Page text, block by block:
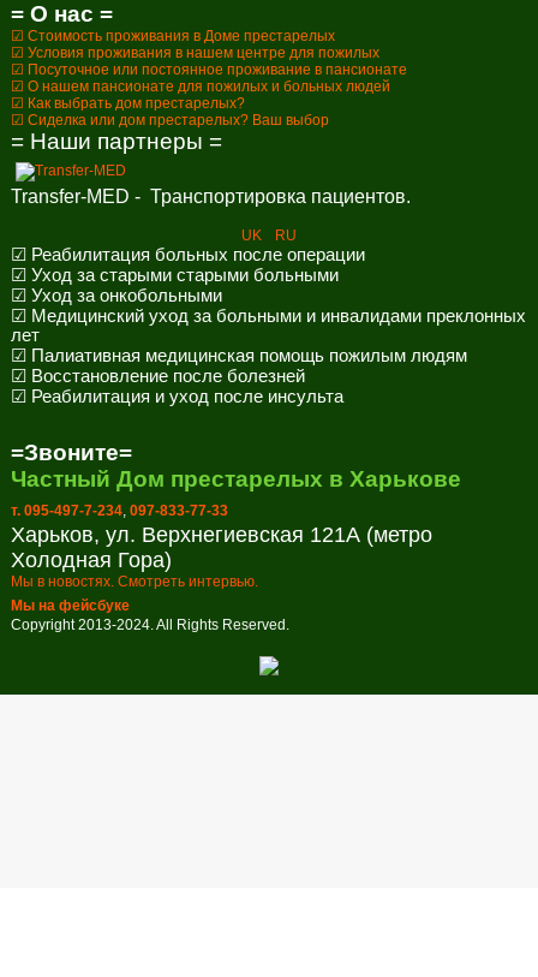
= О нас =
☑ Стоимость проживания в Доме престарелых
☑ Условия проживания в нашем центре для пожилых
☑ Посуточное или постоянное проживание в пансионате
☑ О нашем пансионате для пожилых и больных людей
☑ Как выбрать дом престарелых?
☑ Сиделка или дом престарелых? Ваш выбор
= Наши партнеры =
Transfer-MED - Транспортировка пациентов.
UK RU
☑ Реабилитация больных после операции
☑ Уход за старыми старыми больными
☑ Уход за онкобольными
☑ Медицинский уход за больными и инвалидами преклонных
лет
☑ Палиативная медицинская помощь пожилым людям
☑ Восстановление после болезней
☑ Реабилитация и уход после инсульта
=Звоните=
Частный Дом престарелых в Харькове
т. 095-497-7-234, 097-833-77-33
Харьков, ул. Верхнегиевская 121А (метро
Холодная Гора)
Мы в новостях. Смотреть интервью.
Мы на фейсбуке
Copyright 2013-2024. All Rights Reserved.